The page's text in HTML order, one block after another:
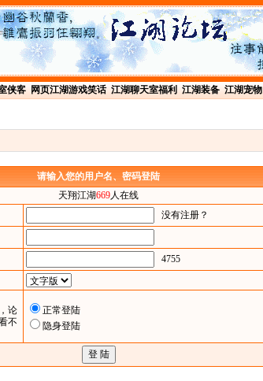
侠客 网页江湖游戏笑话 江湖聊天室福利 江湖装备 江湖宠物
请输入您的用户名、密码登陆
天翔江湖669人在线
没有注册？
4755
论
不
正常登陆
隐身登陆